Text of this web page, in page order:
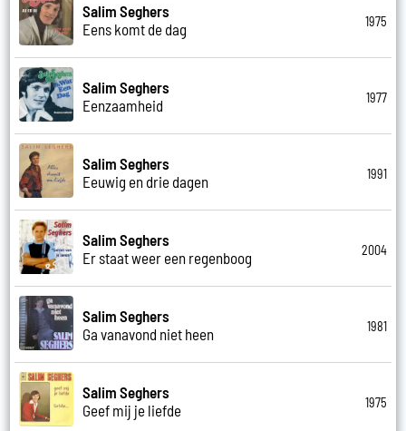
Salim Seghers
Eens komt de dag
1975
Salim Seghers
Eenzaamheid
1977
Salim Seghers
Eeuwig en drie dagen
1991
Salim Seghers
Er staat weer een regenboog
2004
Salim Seghers
Ga vanavond niet heen
1981
Salim Seghers
Geef mij je liefde
1975